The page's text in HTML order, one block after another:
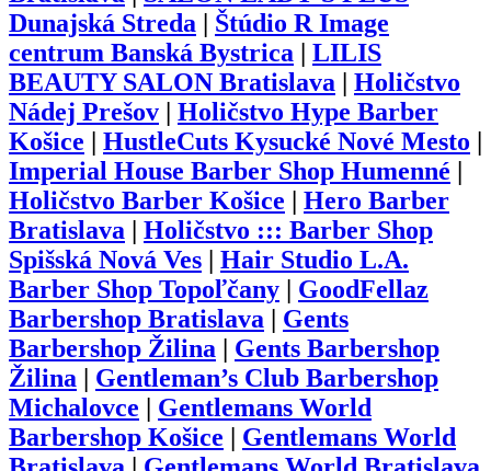
Dunajská Streda
Štúdio R Image
centrum Banská Bystrica
LILIS
BEAUTY SALON Bratislava
Holičstvo
Nádej Prešov
Holičstvo Hype Barber
Košice
HustleCuts Kysucké Nové Mesto
Imperial House Barber Shop Humenné
Holičstvo Barber Košice
Hero Barber
Bratislava
Holičstvo ::: Barber Shop
Spišská Nová Ves
Hair Studio L.A.
Barber Shop Topoľčany
GoodFellaz
Barbershop Bratislava
Gents
Barbershop Žilina
Gents Barbershop
Žilina
Gentleman’s Club Barbershop
Michalovce
Gentlemans World
Barbershop Košice
Gentlemans World